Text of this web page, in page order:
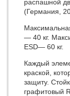
распашной
(Германия,
— 40 кг.
ESD— 60 кг.
Каждый
краской,
защиту.
графитовый